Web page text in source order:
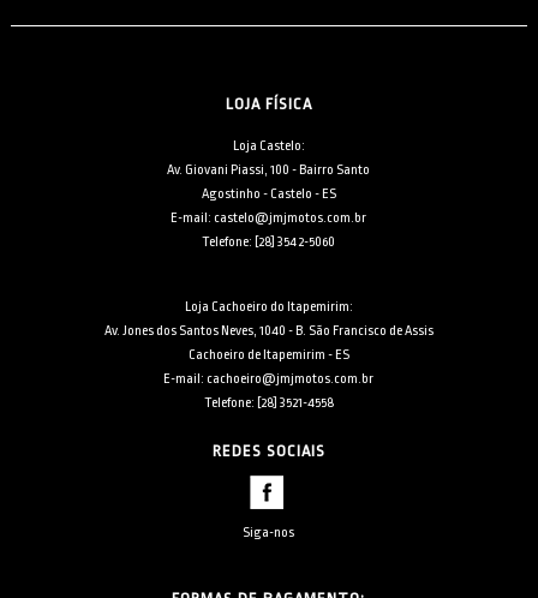
LOJA FÍSICA
Loja Castelo:
Av. Giovani Piassi, 100 - Bairro Santo
Agostinho - Castelo - ES
E-mail: castelo@jmjmotos.com.br
Telefone: [28] 3542-5060
Loja Cachoeiro do Itapemirim:
Av. Jones dos Santos Neves, 1040 - B. São Francisco de Assis
Cachoeiro de Itapemirim - ES
E-mail: cachoeiro@jmjmotos.com.br
Telefone: [28] 3521-4558
REDES SOCIAIS
Siga-nos